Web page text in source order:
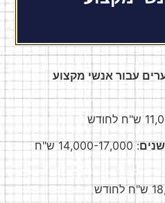
עבור אנשי מקצוע
: 14,000-17,000 ש"ח